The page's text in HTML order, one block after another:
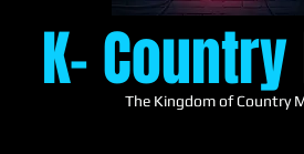
K- Country
The Kingdom of Country